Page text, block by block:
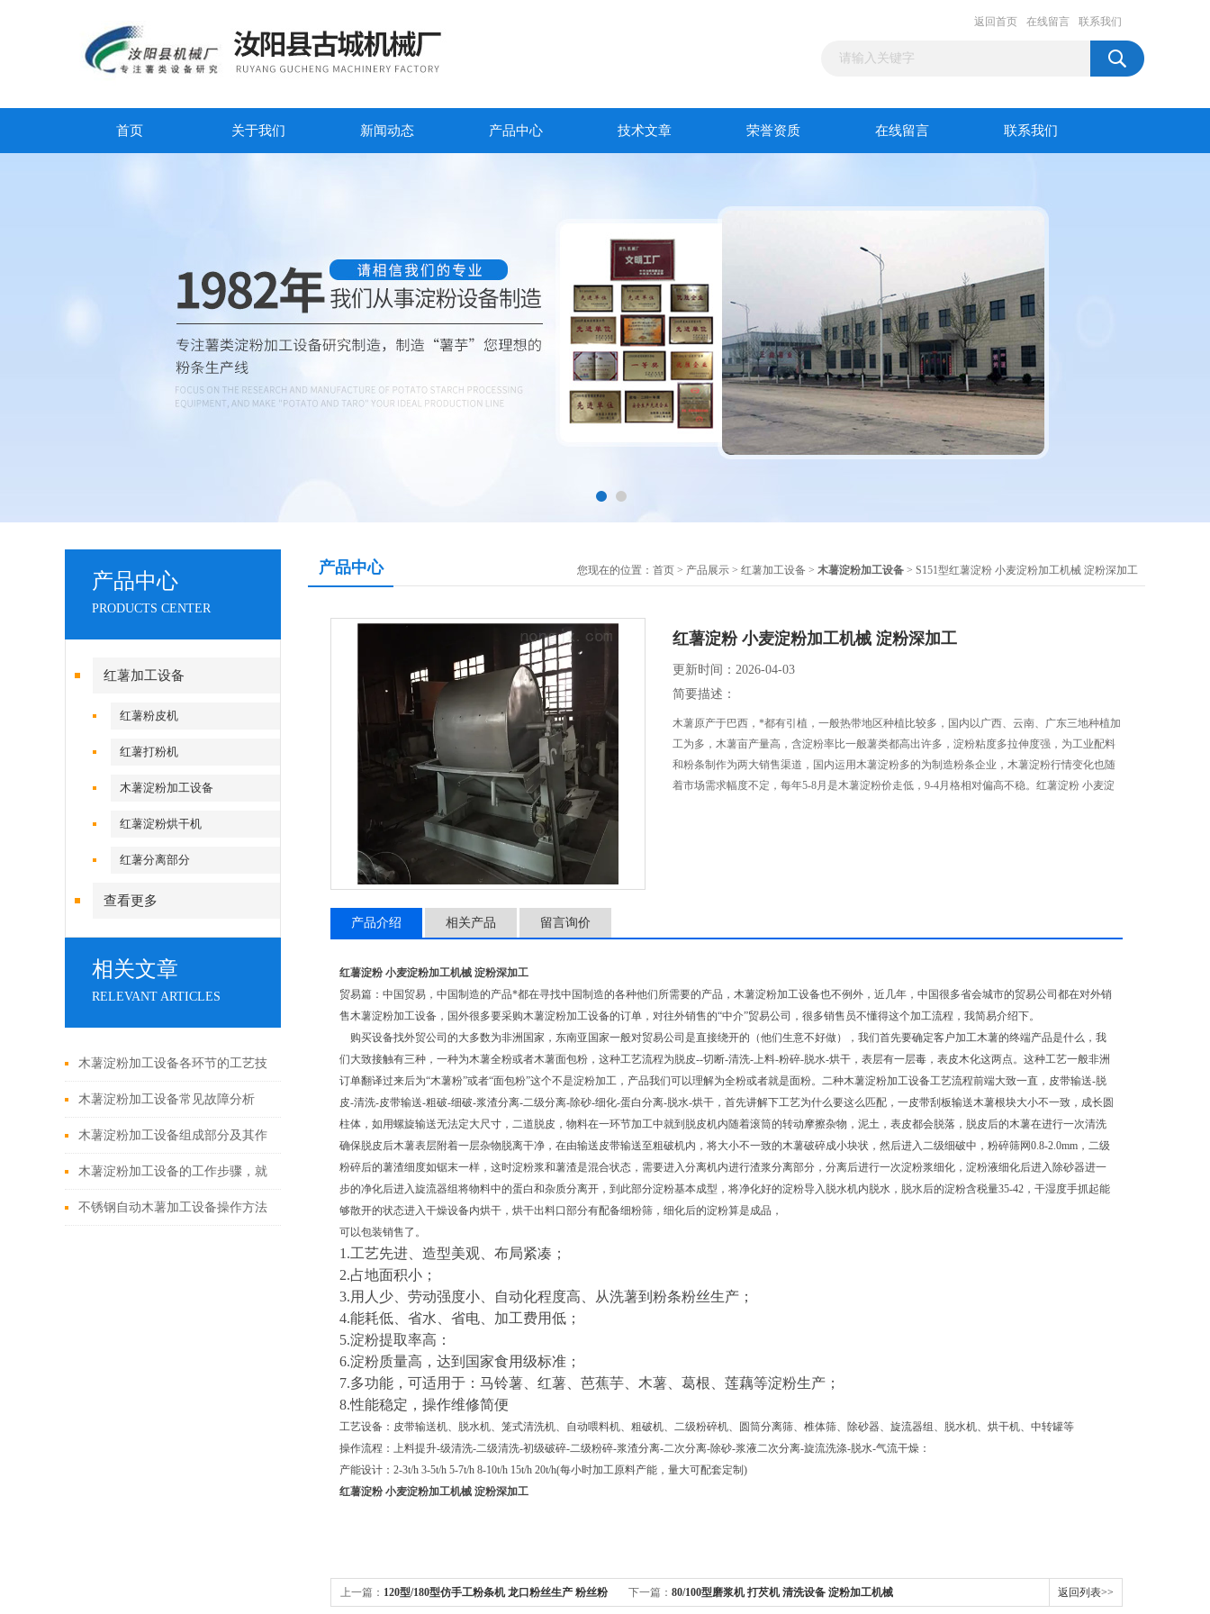
返回首页 在线留言 联系我们
首页 关于我们 新闻动态 产品中心 技术文章 荣誉资质 在线留言 联系我们
产品中心
PRODUCTS CENTER
红薯加工设备
红薯粉皮机
红薯打粉机
木薯淀粉加工设备
红薯淀粉烘干机
红薯分离部分
查看更多
相关文章
RELEVANT ARTICLES
木薯淀粉加工设备各环节的工艺技
术
木薯淀粉加工设备常见故障分析
木薯淀粉加工设备组成部分及其作
用科普
木薯淀粉加工设备的工作步骤，就
差你不知道了！
不锈钢自动木薯加工设备操作方法
产品中心 您现在的位置： 首页 > 产品展示 > 红薯加工设备 > 木薯淀粉加工设备 > S151型红薯淀粉 小麦淀粉加工机械 淀粉深加工
红薯淀粉 小麦淀粉加工机械 淀粉深加工
更新时间：2026-04-03
简要描述：
木薯原产于巴西，*都有引植，一般热带地区种植比较多，国内以广西、云南、广东三地种植加
工为多，木薯亩产量高，含淀粉率比一般薯类都高出许多，淀粉粘度多拉伸度强，为工业配料
和粉条制作为两大销售渠道，国内运用木薯淀粉多的为制造粉条企业，木薯淀粉行情变化也随
着市场需求幅度不定，每年5-8月是木薯淀粉价走低，9-4月格相对偏高不稳。红薯淀粉 小麦淀
产品介绍 相关产品 留言询价
红薯淀粉 小麦淀粉加工机械 淀粉深加工
贸易篇：中国贸易，中国制造的产品*都在寻找中国制造的各种他们所需要的产品，木薯淀粉加工设备也不例外，近几年，中国很多省会城市的贸易公司都在对外销
售木薯淀粉加工设备，国外很多要采购木薯淀粉加工设备的订单，对往外销售的“中介”贸易公司，很多销售员不懂得这个加工流程，我简易介绍下。
购买设备找外贸公司的大多数为非洲国家，东南亚国家一般对贸易公司是直接绕开的（他们生意不好做），我们首先要确定客户加工木薯的终端产品是什么，我
们大致接触有三种，一种为木薯全粉或者木薯面包粉，这种工艺流程为脱皮--切断-清洗-上料-粉碎-脱水-烘干，表层有一层毒，表皮木化这两点。这种工艺一般非洲
订单翻译过来后为“木薯粉”或者“面包粉”这个不是淀粉加工，产品我们可以理解为全粉或者就是面粉。二种木薯淀粉加工设备工艺流程前端大致一直，皮带输送-脱
皮-清洗-皮带输送-粗破-细破-浆渣分离-二级分离-除砂-细化-蛋白分离-脱水-烘干，首先讲解下工艺为什么要这么匹配，一皮带刮板输送木薯根块大小不一致，成长圆
柱体，如用螺旋输送无法定大尺寸，二道脱皮，物料在一环节加工中就到脱皮机内随着滚筒的转动摩擦杂物，泥土，表皮都会脱落，脱皮后的木薯在进行一次清洗
确保脱皮后木薯表层附着一层杂物脱离干净，在由输送皮带输送至粗破机内，将大小不一致的木薯破碎成小块状，然后进入二级细破中，粉碎筛网0.8-2.0mm ，二级
粉碎后的薯渣细度如锯末一样，这时淀粉浆和薯渣是混合状态，需要进入分离机内进行渣浆分离部分，分离后进行一次淀粉浆细化，淀粉液细化后进入除砂器进一
步的净化后进入旋流器组将物料中的蛋白和杂质分离开，到此部分淀粉基本成型，将净化好的淀粉导入脱水机内脱水，脱水后的淀粉含税量35-42 ，干湿度手抓起能
够散开的状态进入干燥设备内烘干，烘干出料口部分有配备细粉筛，细化后的淀粉算是成品，
可以包装销售了。
1.工艺先进、造型美观、布局紧凑；
2.占地面积小；
3.用人少、劳动强度小、自动化程度高、从洗薯到粉条粉丝生产；
4.能耗低、省水、省电、加工费用低；
5.淀粉提取率高：
6.淀粉质量高，达到国家食用级标准；
7.多功能，可适用于：马铃薯、红薯、芭蕉芋、木薯、葛根、莲藕等淀粉生产；
8.性能稳定，操作维修简便
工艺设备：皮带输送机、脱水机、笼式清洗机、自动喂料机、粗破机、二级粉碎机、圆筒分离筛、椎体筛、除砂器、旋流器组、脱水机、烘干机、中转罐等
操作流程：上料提升-级清洗-二级清洗-初级破碎-二级粉碎-浆渣分离-二次分离-除砂-浆液二次分离-旋流洗涤-脱水-气流干燥：
产能设计： 2-3t/h 3-5t/h 5-7t/h 8-10t/h 15t/h 20t/h(每小时加工原料产能，量大可配套定制 )
红薯淀粉 小麦淀粉加工机械 淀粉深加工
上一篇： 120型/180型仿手工粉条机 龙口粉丝生产 粉丝粉 下一篇： 80/100型磨浆机 打芡机 清洗设备 淀粉加工机械 返回列表>>